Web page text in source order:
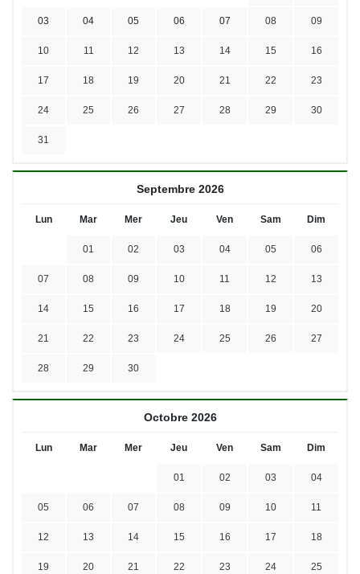
03 04 05 06 07 08 09
10 11 12 13 14 15 16
17 18 19 20 21 22 23
24 25 26 27 28 29 30
31
Septembre 2026
Lun Mar Mer Jeu Ven Sam Dim
01 02 03 04 05 06
07 08 09 10 11 12 13
14 15 16 17 18 19 20
21 22 23 24 25 26 27
28 29 30
Octobre 2026
Lun Mar Mer Jeu Ven Sam Dim
01 02 03 04
05 06 07 08 09 10 11
12 13 14 15 16 17 18
19 20 21 22 23 24 25